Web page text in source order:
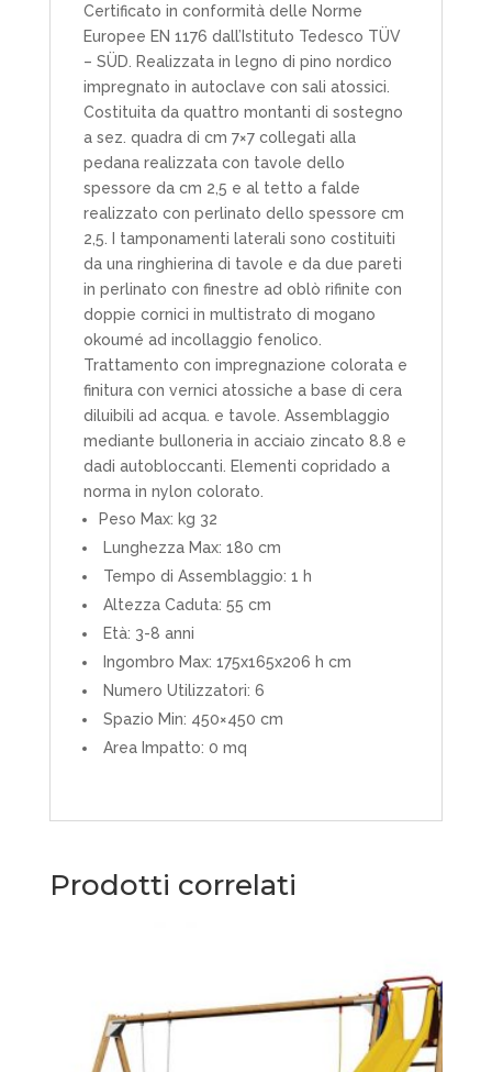
Certificato in conformità delle Norme
Europee EN 1176 dall’Istituto Tedesco TÜV
– SÜD. Realizzata in legno di pino nordico
impregnato in autoclave con sali atossici.
Costituita da quattro montanti di sostegno
a sez. quadra di cm 7×7 collegati alla
pedana realizzata con tavole dello
spessore da cm 2,5 e al tetto a falde
realizzato con perlinato dello spessore cm
2,5. I tamponamenti laterali sono costituiti
da una ringhierina di tavole e da due pareti
in perlinato con finestre ad oblò rifinite con
doppie cornici in multistrato di mogano
okoumé ad incollaggio fenolico.
Trattamento con impregnazione colorata e
finitura con vernici atossiche a base di cera
diluibili ad acqua. e tavole. Assemblaggio
mediante bulloneria in acciaio zincato 8.8 e
dadi autobloccanti. Elementi copridado a
norma in nylon colorato.
Peso Max: kg 32
Lunghezza Max: 180 cm
Tempo di Assemblaggio: 1 h
Altezza Caduta: 55 cm
Età: 3-8 anni
Ingombro Max: 175x165x206 h cm
Numero Utilizzatori: 6
Spazio Min: 450×450 cm
Area Impatto: 0 mq
Prodotti correlati